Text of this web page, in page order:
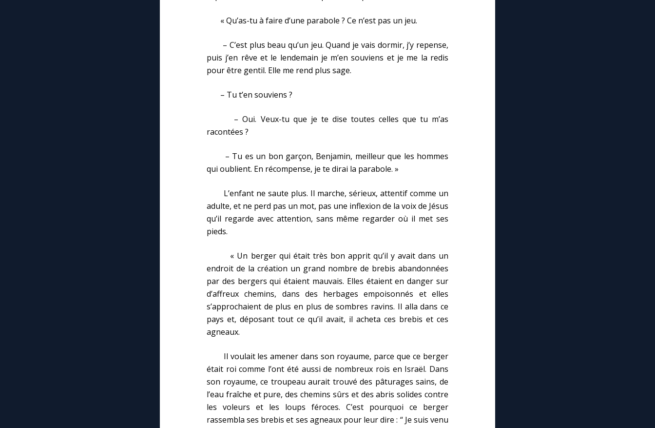
« Qu’as-tu à faire d’une parabole ? Ce n’est pas un jeu.
– C’est plus beau qu’un jeu. Quand je vais dormir, j’y repense,
puis j’en rêve et le lendemain je m’en souviens et je me la redis
pour être gentil. Elle me rend plus sage.
– Tu t’en souviens ?
– Oui. Veux-tu que je te dise toutes celles que tu m’as
racontées ?
– Tu es un bon garçon, Benjamin, meilleur que les hommes
qui oublient. En récompense, je te dirai la parabole. »
L’enfant ne saute plus. Il marche, sérieux, attentif comme un
adulte, et ne perd pas un mot, pas une inflexion de la voix de Jésus
qu’il regarde avec attention, sans même regarder où il met ses
pieds.
« Un berger qui était très bon apprit qu’il y avait dans un
endroit de la création un grand nombre de brebis abandonnées
par des bergers qui étaient mauvais. Elles étaient en danger sur
d’affreux chemins, dans des herbages empoisonnés et elles
s’approchaient de plus en plus de sombres ravins. Il alla dans ce
pays et, déposant tout ce qu’il avait, il acheta ces brebis et ces
agneaux.
Il voulait les amener dans son royaume, parce que ce berger
était roi comme l’ont été aussi de nombreux rois en Israël. Dans
son royaume, ce troupeau aurait trouvé des pâturages sains, de
l’eau fraîche et pure, des chemins sûrs et des abris solides contre
les voleurs et les loups féroces. C’est pourquoi ce berger
rassembla ses brebis et ses agneaux pour leur dire : “ Je suis venu